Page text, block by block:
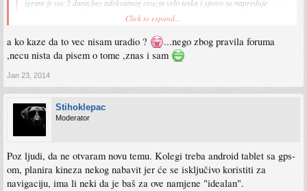
igram je vec 2 dana,bez adekvatnog oruzja vrlo teska i sporo se napreduje
prilicno je i nestabilna i grije hardware,tablet mi bude uzaren poslije igranja
vidjeti cu dokle cu imati strpljenja igrati
Prosto riješenje ukucaš u google "robocop apk mod", skineš, instaliraš i imaš
unlimited virtuelnih zelembaća! :smt003
Click to expand...
a ko kaze da to vec nisam uradio ?
...nego zbog pravila foruma
,necu nista da pisem o tome ,znas i sam
Jan 23, 2014
Stihoklepac
Moderator
Poz ljudi, da ne otvaram novu temu. Kolegi treba android tablet sa gps-
om, planira kineza nekog nabavit jer će se isključivo koristiti za
navigaciju, ima li neki da je baš za ove namjene "idealan".